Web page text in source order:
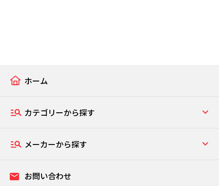
ホーム
カテゴリーから探す
メーカーから探す
お問い合わせ